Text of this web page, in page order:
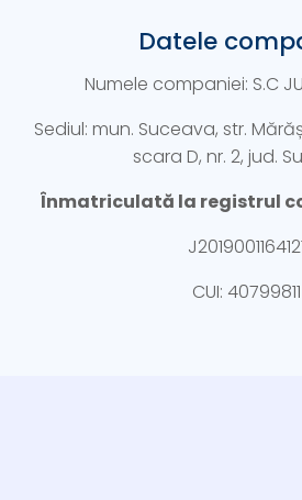
Datele
Numele companiei: S.C
Sediul: mun. Suceava, str.
scara D, nr. 2, jud.
Înmatriculată la registrul
CUI: 40799811